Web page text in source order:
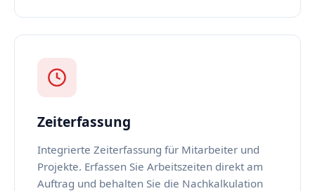
Zeiterfassung
Integrierte Zeiterfassung für Mitarbeiter und
Projekte. Erfassen Sie Arbeitszeiten direkt am
Auftrag und behalten Sie die Nachkalkulation